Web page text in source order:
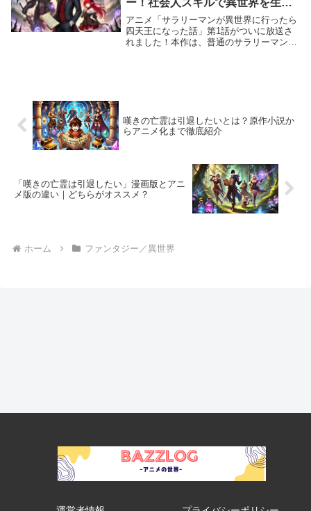
ー！社会人スキルで異世界を生き
抜く？見どころを徹底解説！
アニメ「サラリーマンが異世界に行ったら
四天王になった話」第1話がついに放送さ
れました！本作は、普通のサラリーマンだ
嘆きの亡霊は引退したいとは？原作小説か
らアニメ化まで徹底紹介
「嘆きの亡霊は引退したい」漫画版とアニ
メ版の違い｜どちらがオススメ？
ホーム ファンタジー／異世界